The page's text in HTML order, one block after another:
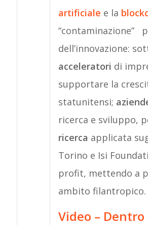
artificiale e la
“contaminazione”
dell’innovazione:
acceleratori di
supportare la
statunitensi;
ricerca e sviluppo,
ricerca applicata
Torino e Isi
profit, mettendo a
ambito filantropico.
Video –